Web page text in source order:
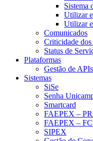
Sistema
Utilizar
Utilizar
Comunicados
Criticidade
Status de
Plataformas
Gestão de APIs
Sistemas
SiSe
Senha
Smartcard
FAEPEX –
FAEPEX –
SIPEX